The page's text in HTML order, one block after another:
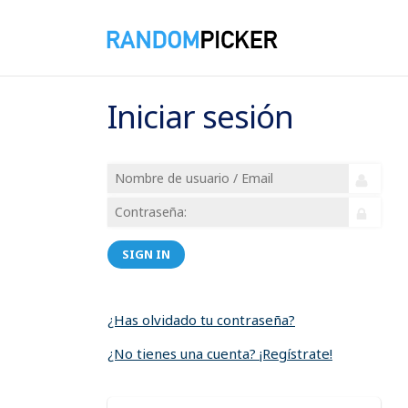
Iniciar sesión
SIGN IN
¿Has olvidado tu contraseña?
¿No tienes una cuenta? ¡Regístrate!